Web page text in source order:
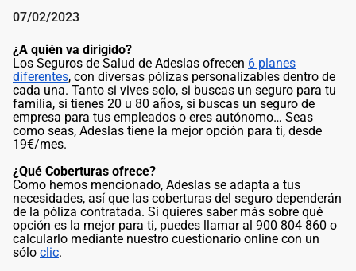
07/02/2023
¿A quién va dirigido?
Los Seguros de Salud de Adeslas ofrecen 6 planes
diferentes, con diversas pólizas personalizables dentro de
cada una. Tanto si vives solo, si buscas un seguro para tu
familia, si tienes 20 u 80 años, si buscas un seguro de
empresa para tus empleados o eres autónomo… Seas
como seas, Adeslas tiene la mejor opción para ti, desde
19€/mes.
¿Qué Coberturas ofrece?
Como hemos mencionado, Adeslas se adapta a tus
necesidades, así que las coberturas del seguro dependerán
de la póliza contratada. Si quieres saber más sobre qué
opción es la mejor para ti, puedes llamar al 900 804 860 o
calcularlo mediante nuestro cuestionario online con un
sólo clic.